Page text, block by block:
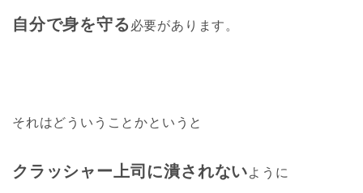
自分で身を守る 必要があります。
それはどういうことかというと
クラッシャー上司に潰されないように